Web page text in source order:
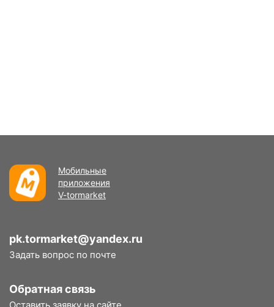
Мобильные
приложения
V-tormarket
pk.tormarket@yandex.ru
Задать вопрос по почте
Обратная связь